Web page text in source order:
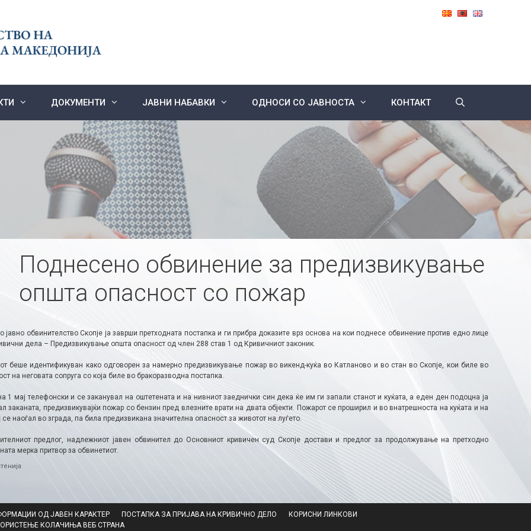
ДОКУМЕНТИ ЈАВНИ НАБАВКИ ОДНОСИ СО ЈАВНОСТА КОНТАКТ
Поднесено обвинение за предизвикување
општа опасност со пожар
јавно обвинителство Скопје ја заврши претходната постапка и ги прибра доказите врз основа на кои поднесе обвинение против едно лице
дела – Предизвикување општа опасност од член 288 став 1 од Кривичниот законик.
беше идентификуван како одговорен за намерно предизвикување пожар во викенд-куќа во Катланово и во стан во Скопје, кои биле во
на неговата сопруга со која биле во бракоразводна постапка.
1 мај телефонски и се заканувал на оштетената и на нивниот заеднички син дека ќе им ги запали станот и куќата, а еден ден подоцна ја
заканата, предизвикувајќи пожар со бензин пред влезните врати на двата објекти. Пожарот се проширил и во внатрешноста на куќата и на
се наоѓал во зграда, па била предизвикана значителна опасност за животот на луѓето.
предлог, надлежниот јавен обвинител до Основниот кривичен суд Скопје достави и предлог за продолжување на претходно
мерка притвор за обвинетиот.
ОД ЈАВЕН КАРАКТЕР ПОСТАПКА ЗА ПРИЈАВА НА КРИВИЧНО ДЕЛО
КОРИСНИ ЛИНКОВИ
КОЛАЧИЊА ВЕБ СТРАНА